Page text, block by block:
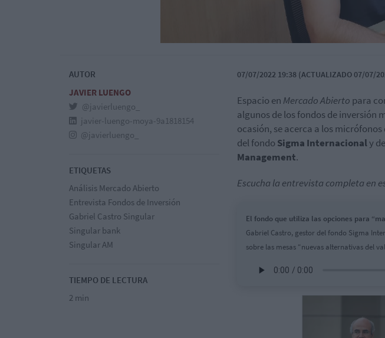
AUTOR
JAVIER LUENGO
@javierluengo_
javier-luengo-moya-9a1818154
@javierluengo_
ETIQUETAS
Análisis Mercado Abierto
Entrevista Fondos de Inversión
Gabriel Castro Singular
Singular bank
Singular AM
TIEMPO DE LECTURA
2 min
07/07/2022 19:38 (ACTUALIZADO 07/07/
Espacio en Mercado Abierto para
algunos de los fondos de inversión
ocasión, se acerca a los micrófonos
del fondo Sigma Internacionaly
Management.
Escucha la entrevista completa en
El fondo que utiliza las opciones para
Gabriel Castro, gestor del fondo Sigma
sobre las mesas “nuevas alternativas del